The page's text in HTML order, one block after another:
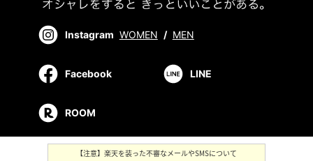
Instagram WOMEN / MEN
Facebook LINE
ROOM
【注意】楽天を装った不審なメールやSMSについて